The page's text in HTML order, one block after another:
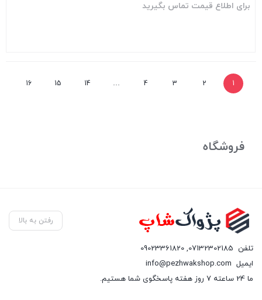
برای اطلاع قیمت تماس بگیرید
1
2
3
4
…
14
15
16
فروشگاه
رفتن به بالا
تلفن 07132302185
,
09023361820
ایمیل info@pezhwakshop.com
ما 24 ساعته 7 روز هفته پاسخگوی شما هستیم.